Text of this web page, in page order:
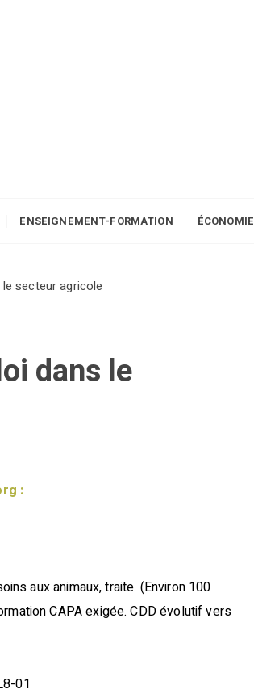
ENSEIGNEMENT-FORMATION ÉCONOMIE
secteur agricole
dans le
:
aux animaux, traite. (Environ 100
CAPA exigée. CDD évolutif vers
01